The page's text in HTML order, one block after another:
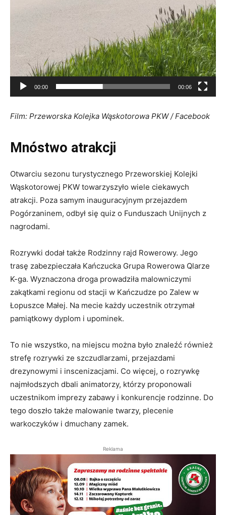
00:00 00:06
Film: Przeworska Kolejka Wąskotorowa PKW / Facebook
Mnóstwo atrakcji
Otwarciu sezonu turystycznego Przeworskiej Kolejki
Wąskotorowej PKW towarzyszyło wiele ciekawych
atrakcji. Poza samym inauguracyjnym przejazdem
Pogórzaninem, odbył się quiz o Funduszach Unijnych z
nagrodami.
Rozrywki dodał także Rodzinny rajd Rowerowy. Jego
trasę zabezpieczała Kańczucka Grupa Rowerowa Qlarze
K-ga. Wyznaczona droga prowadziła malowniczymi
zakątkami regionu od stacji w Kańczudze po Zalew w
Łopuszce Małej. Na mecie każdy uczestnik otrzymał
pamiątkowy dyplom i upominek.
To nie wszystko, na miejscu można było znaleźć również
strefę rozrywki ze szczudlarzami, przejazdami
drezynowymi i inscenizacjami. Co więcej, o rozrywkę
najmłodszych dbali animatorzy, którzy proponowali
uczestnikom imprezy zabawy i konkurencje rodzinne. Do
tego doszło także malowanie twarzy, plecenie
warkoczyków i dmuchany zamek.
Reklama